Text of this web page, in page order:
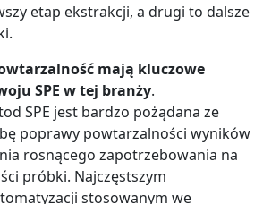
etap ekstrakcji, a drugi to dalsze
mają kluczowe
SPE w tej branży.
SPE jest bardzo pożądana ze
poprawy powtarzalności wyników
rosnącego zapotrzebowania na
próbki. Najczęstszym
stosowanym we